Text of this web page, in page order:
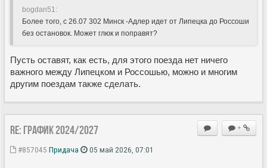
bogdan51:
Более того, с 26.07 302 Минск -Адлер идет от Липецка до Россоши
без остановок. Может глюк и поправят?
Пусть оставят, как есть, для этого поезда нет ничего
важного между Липецком и Россошью, можно и многим
другим поездам также сделать.
+
Re: ГРАФИК 2024/2027
#857045 Придача 05 май 2026, 07:01